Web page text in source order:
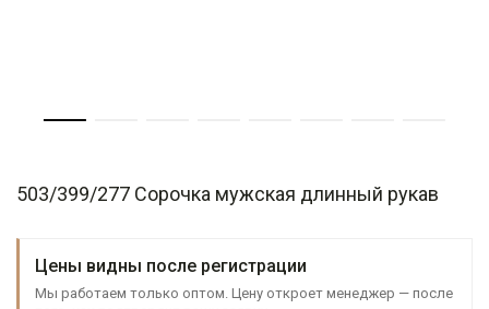
503/399/277 Сорочка мужская длинный рукав
Цены видны после регистрации
Мы работаем только оптом. Цену откроет менеджер — после